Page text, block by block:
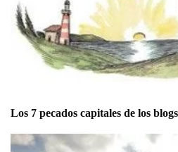
Los 7 pecados capitales de los